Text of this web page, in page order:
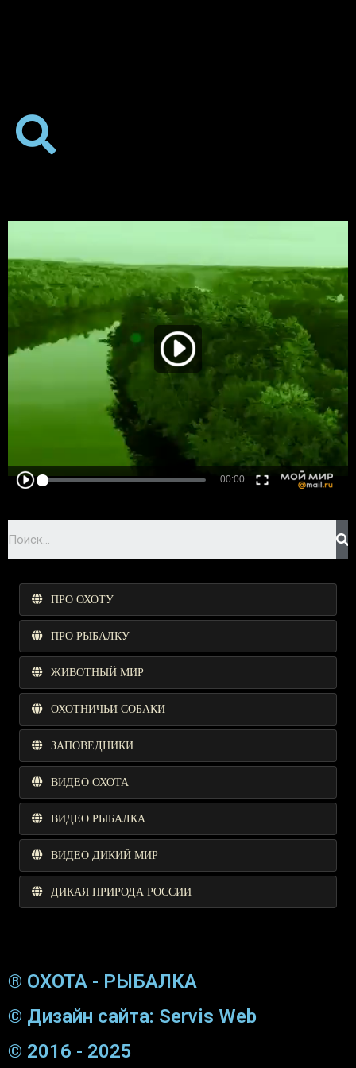
ПРО ОХОТУ
ПРО РЫБАЛКУ
ЖИВОТНЫЙ МИР
ОХОТНИЧЬИ СОБАКИ
ЗАПОВЕДНИКИ
ВИДЕО ОХОТА
ВИДЕО РЫБАЛКА
ВИДЕО ДИКИЙ МИР
ДИКАЯ ПРИРОДА РОССИИ
® ОХОТА - РЫБАЛКА
© Дизайн сайта: Servis Web
© 2016 - 2025